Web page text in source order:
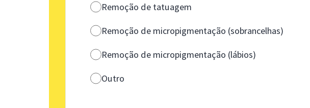
Remoção de tatuagem
Remoção de micropigmentação (sobrancelhas)
Remoção de micropigmentação (lábios)
Outro